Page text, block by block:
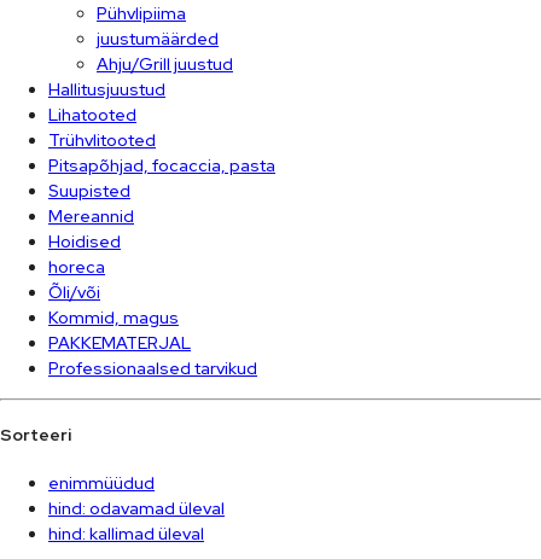
Pühvlipiima
juustumäärded
Ahju/Grill juustud
Hallitusjuustud
Lihatooted
Trühvlitooted
Pitsapõhjad, focaccia, pasta
Suupisted
Mereannid
Hoidised
horeca
Õli/või
Kommid, magus
PAKKEMATERJAL
Professionaalsed tarvikud
Sorteeri
enimmüüdud
hind: odavamad üleval
hind: kallimad üleval